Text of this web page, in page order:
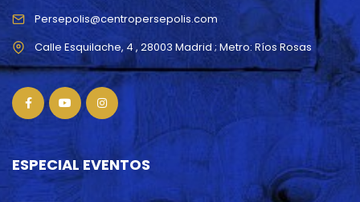
Persepolis@centropersepolis.com
ESPECIAL EVENTOS